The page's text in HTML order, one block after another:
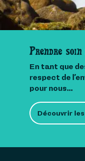
Prendre soin
En tant que
respect de
pour nous...
Découvrir les